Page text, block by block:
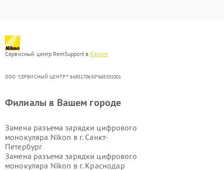
Сервисный центр RemSupport в Калуге
ООО "СЕРВИСНЫЙ ЦЕНТР"* 6685170650*668501001
Филиалы в Вашем городе
Замена разъема зарядки цифрового
монокуляра Nikon в г. Санкт-
Петербург
Замена разъема зарядки цифрового
монокуляра Nikon в г. Краснодар